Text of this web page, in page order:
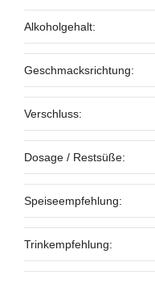
Alkoholgehalt:
Geschmacksrichtung:
Verschluss:
Dosage / Restsüße:
Speiseempfehlung:
Trinkempfehlung: